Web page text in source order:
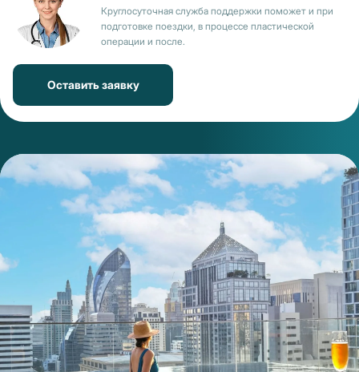
Круглосуточная служба поддержки поможет и при
подготовке поездки, в процессе пластической
операции и после.
Оставить заявку